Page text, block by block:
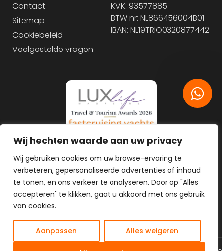
Wij hechten waarde aan uw privacy
Wij gebruiken cookies om uw browse-ervaring te
verbeteren, gepersonaliseerde advertenties of inhoud
te tonen, en ons verkeer te analyseren. Door op "Alles
accepteren" te klikken, gaat u akkoord met ons gebruik
van cookies.
Aanpassen Alles weigeren
Contact
Sitemap
Cookiebeleid
Veelgestelde vragen
KVK: 93577885
BTW nr: NL866456004B01
IBAN: NL19TRIO0320877442